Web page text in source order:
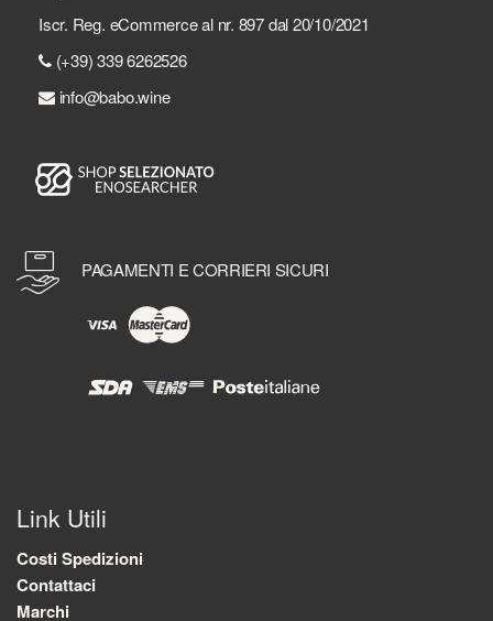
Iscr. Reg. eCommerce al nr. 897 dal 20/10/2021
(+39) 339 6262526
info@babo.wine
PAGAMENTI E CORRIERI SICURI
Link Utili
Costi Spedizioni
Contattaci
Marchi